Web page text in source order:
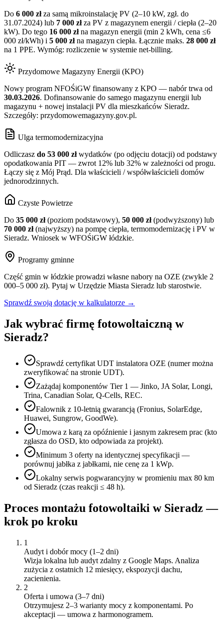
Do 6 000 złza samą mikroinstalację PV (2–10 kW, zgł. do
31.07.2024) lub 7 000 złza PV z magazynem energii / ciepła (2–20
kW). Do tego 16 000 złna magazyn energii (min 2 kWh, cena ≤6
000 zł/kWh) i 5 000 złna magazyn ciepła. Łącznie maks. 28 000 zł
na 1 PPE. Wymóg: rozliczenie w systemie net-billing.
Przydomowe Magazyny Energii (KPO)
Nowy program NFOŚiGW finansowany z KPO — nabór trwa od
30.03.2026. Dofinansowanie do samego magazynu energii lub
magazynu + nowej instalacji PV dla mieszkańców Sieradz.
Szczegóły: przydomowemagazyny.gov.pl.
Ulga termomodernizacyjna
Odliczasz do 53 000 złwydatków (po odjęciu dotacji) od podstawy
opodatkowania PIT — zwrot 12% lub 32% w zależności od progu.
Łączy się z Mój Prąd. Dla właścicieli / współwłaścicieli domów
jednorodzinnych.
Czyste Powietrze
Do 35 000 zł(poziom podstawowy), 50 000 zł(podwyższony) lub
70 000 zł(najwyższy) na pompę ciepła, termomodernizację i PV w
Sieradz. Wniosek w WFOŚiGW łódzkie.
Programy gminne
Część gmin w łódzkie prowadzi własne nabory na OZE (zwykle 2
000–5 000 zł). Pytaj w Urzędzie Miasta Sieradz lub starostwie.
Sprawdź swoją dotację w kalkulatorze →
Jak wybrać firmę fotowoltaiczną w
Sieradz?
Sprawdź certyfikat UDT instalatora OZE (numer można
zweryfikować na stronie UDT).
Zażądaj komponentów Tier 1 — Jinko, JA Solar, Longi,
Trina, Canadian Solar, Q-Cells, REC.
Falownik z 10-letnią gwarancją (Fronius, SolarEdge,
Huawei, Sungrow, GoodWe).
Umowa z karą za opóźnienie i jasnym zakresem prac (kto
zgłasza do OSD, kto odpowiada za projekt).
Minimum 3 oferty na identycznej specyfikacji —
porównuj jabłka z jabłkami, nie cenę za 1 kWp.
Lokalny serwis pogwarancyjny w promieniu max 80 km
od Sieradz (czas reakcji ≤ 48 h).
Proces montażu fotowoltaiki w Sieradz —
krok po kroku
1
Audyt i dobór mocy (1–2 dni)
Wizja lokalna lub audyt zdalny z Google Maps. Analiza
zużycia z ostatnich 12 miesięcy, ekspozycji dachu,
zacienienia.
2
Oferta i umowa (3–7 dni)
Otrzymujesz 2–3 warianty mocy z komponentami. Po
akceptacji — umowa z harmonogramem.